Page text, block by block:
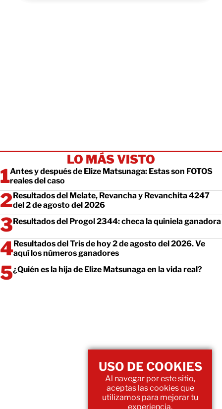
LO MÁS VISTO
Antes y después de Elize Matsunaga: Estas son FOTOS
reales del caso
Resultados del Melate, Revancha y Revanchita 4247
del 2 de agosto del 2026
Resultados del Progol 2344: checa la quiniela ganadora
Resultados del Tris de hoy 2 de agosto del 2026. Ve
aquí los números ganadores
¿Quién es la hija de Elize Matsunaga en la vida real?
USO DE COOKIES
Al navegar por este sitio,
aceptas las cookies que
utilizamos para mejorar tu
experiencia.